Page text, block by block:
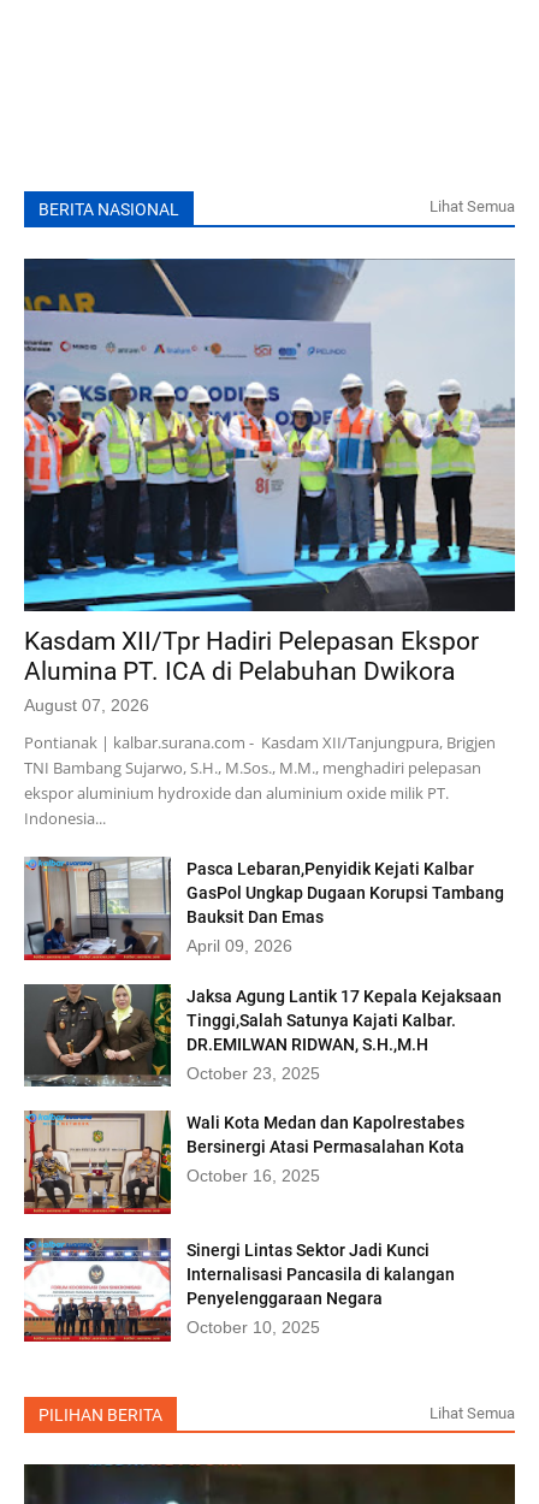
BERITA NASIONAL Lihat Semua
Kasdam XII/Tpr Hadiri Pelepasan Ekspor
Alumina PT. ICA di Pelabuhan Dwikora
August 07, 2026
Pontianak | kalbar.surana.com - Kasdam XII/Tanjungpura, Brigjen
TNI Bambang Sujarwo, S.H., M.Sos., M.M., menghadiri pelepasan
ekspor aluminium hydroxide dan aluminium oxide milik PT.
Indonesia...
Pasca Lebaran,Penyidik Kejati Kalbar
GasPol Ungkap Dugaan Korupsi Tambang
Bauksit Dan Emas
April 09, 2026
Jaksa Agung Lantik 17 Kepala Kejaksaan
Tinggi,Salah Satunya Kajati Kalbar.
DR.EMILWAN RIDWAN, S.H.,M.H
October 23, 2025
Wali Kota Medan dan Kapolrestabes
Bersinergi Atasi Permasalahan Kota
October 16, 2025
Sinergi Lintas Sektor Jadi Kunci
Internalisasi Pancasila di kalangan
Penyelenggaraan Negara
October 10, 2025
PILIHAN BERITA Lihat Semua